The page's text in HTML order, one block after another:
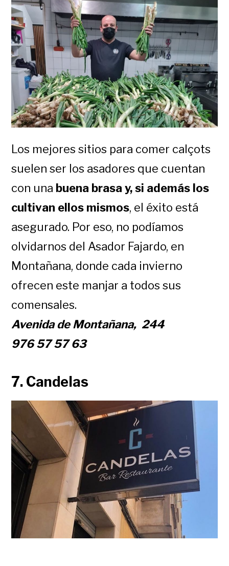
Los mejores sitios para comer calçots
suelen ser los asadores que cuentan
con una buena brasa y, si además los
cultivan ellos mismos, el éxito está
asegurado. Por eso, no podíamos
olvidarnos del Asador Fajardo, en
Montañana, donde cada invierno
ofrecen este manjar a todos sus
comensales.
Avenida de Montañana, 244
976 57 57 63
7. Candelas